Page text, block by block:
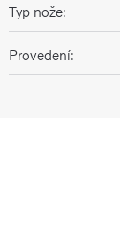
Typ nože:
Provedení: